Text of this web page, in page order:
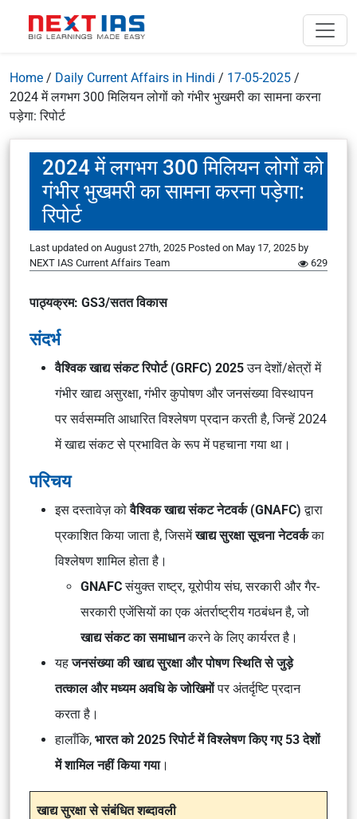
Home / Daily Current Affairs in Hindi / 17-05-2025 /
2024 में लगभग 300 मिलियन लोगों को गंभीर भुखमरी का सामना करना
पड़ेगा: रिपोर्ट
2024 में लगभग 300 मिलियन लोगों को
गंभीर भुखमरी का सामना करना पड़ेगा:
रिपोर्ट
Last updated on August 27th, 2025 Posted on May 17, 2025 by
NEXT IAS Current Affairs Team
629
पाठ्यक्रम: GS3/सतत विकास
संदर्भ
वैश्विक खाद्य संकट रिपोर्ट (GRFC) 2025उन देशों/क्षेत्रों में
गंभीर खाद्य असुरक्षा, गंभीर कुपोषण और जनसंख्या विस्थापन
पर सर्वसम्मति आधारित विश्लेषण प्रदान करती है, जिन्हें 2024
में खाद्य संकट से प्रभावित के रूप में पहचाना गया था।
परिचय
इस दस्तावेज़ कोवैश्विक खाद्य संकट नेटवर्क (GNAFC) द्वारा
प्रकाशित किया जाता है, जिसमेंखाद्य सुरक्षा सूचना नेटवर्कका
विश्लेषण शामिल होता है।
GNAFCसंयुक्त राष्ट्र, यूरोपीय संघ, सरकारी और गैर-
सरकारी एजेंसियों का एक अंतर्राष्ट्रीय गठबंधन है, जो
खाद्य संकट का समाधानकरने के लिए कार्यरत है।
यहजनसंख्या की खाद्य सुरक्षा और पोषण स्थिति से जुड़े
तत्काल और मध्यम अवधि के जोखिमोंपर अंतर्दृष्टि प्रदान
करता है।
हालाँकि, भारत को 2025 रिपोर्ट में विश्लेषण किए गए 53 देशों
में शामिल नहीं किया गया।
खाद्य सुरक्षा से संबंधित शब्दावली